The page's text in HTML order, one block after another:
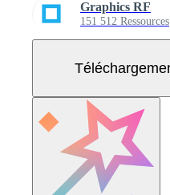
Graphics RF
151 512 Ressources